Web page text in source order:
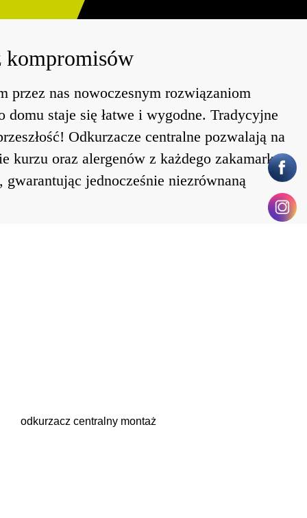
kompromisów
przez nas nowoczesnym rozwiązaniom
domu staje się łatwe i wygodne. Tradycyjne
Odkurzacze centralne pozwalają na
kurzu oraz alergenów z każdego zakamarka
gwarantując jednocześnie niezrównaną